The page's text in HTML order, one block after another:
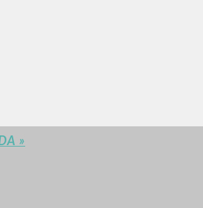
»